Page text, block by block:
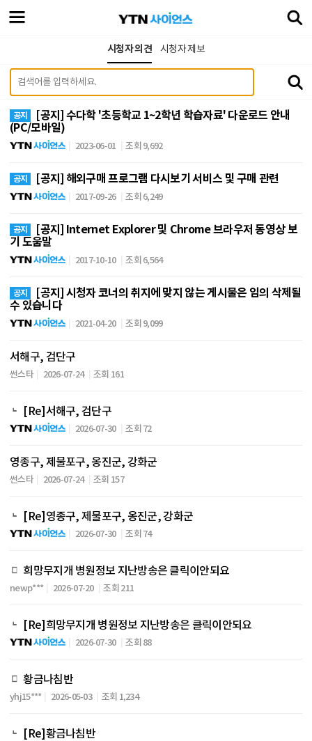
시청자 의견 시청자 제보
공지
[공지] 수다학 '초등학교 1~2학년 학습자료' 다운로드 안내
(PC/모바일)
2023-06-01 조회 9,692
공지 [공지] 해외구매 프로그램 다시보기 서비스 및 구매 관련
2017-09-26 조회 6,249
공지
[공지] Internet Explorer 및 Chrome 브라우저 동영상 보
기 도움말
2017-10-10 조회 6,564
공지
[공지] 시청자 코너의 취지에 맞지 않는 게시물은 임의 삭제될
수 있습니다
2021-04-20 조회 9,099
서해구, 검단구
썬스타 2026-07-24 조회 161
[Re]서해구, 검단구
2026-07-30 조회 72
영종구, 제물포구, 옹진군, 강화군
썬스타 2026-07-24 조회 157
[Re]영종구, 제물포구, 옹진군, 강화군
2026-07-30 조회 74
희망무지개 병원정보 지난방송은 클릭이안되요
newp*** 2026-07-20 조회 211
[Re]희망무지개 병원정보 지난방송은 클릭이안되요
2026-07-30 조회 88
황금나침반
yhj15*** 2026-05-03 조회 1,234
[Re]황금나침반